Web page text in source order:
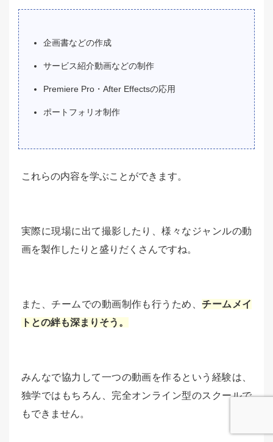
企画書などの作成
サービス紹介動画などの制作
Premiere Pro・After Effectsの応用
ポートフォリオ制作
これらの内容を学ぶことができます。
実際に現場に出て撮影したり、様々なジャンルの動
画を製作したりと盛りだくさんですね。
また、チームでの動画制作も行うため、チームメイ
トとの絆も深まりそう。
みんなで協力して一つの動画を作るという経験は、
独学ではもちろん、完全オンライン型のスクールで
もできません。